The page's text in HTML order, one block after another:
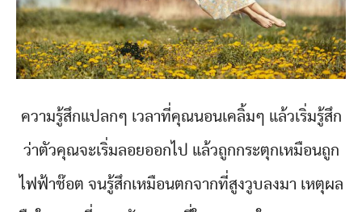
ความรู้สึกแปลกๆ เวลาที่คุณนอนเคลิ้มๆ แล้วเริ่มรู้สึก
ว่าตัวคุณจะเริ่มลอยออกไป แล้วถูกกระตุกเหมือนถูก
ไฟฟ้าช๊อต จนรู้สึกเหมือนตกจากที่สูงวูบลงมา เหตุผล